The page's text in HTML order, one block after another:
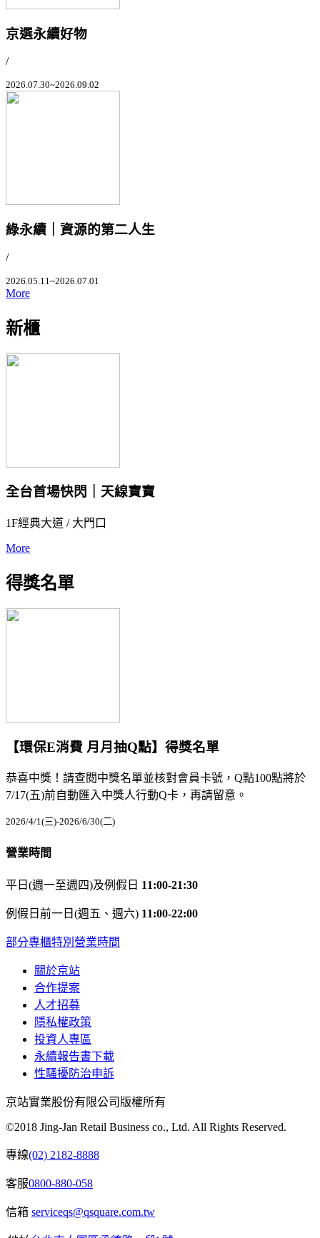
京選永續好物
/
2026.07.30~2026.09.02
綠永續｜資源的第二人生
/
2026.05.11~2026.07.01
More
新櫃
全台首場快閃｜天線寶寶
1F經典大道 / 大門口
More
得獎名單
【環保E消費 月月抽Q點】得獎名單
恭喜中獎！請查閱中獎名單並核對會員卡號，Q點100點將於
7/17(五)前自動匯入中獎人行動Q卡，再請留意。
2026/4/1(三)-2026/6/30(二)
營業時間
平日(週一至週四)及例假日 11:00-21:30
例假日前一日(週五、週六) 11:00-22:00
部分專櫃特別營業時間
關於京站
合作提案
人才招募
隱私權政策
投資人專區
永續報告書下載
性騷擾防治申訴
京站實業股份有限公司版權所有
©2018 Jing-Jan Retail Business co., Ltd. All Rights Reserved.
專線(02) 2182-8888
客服0800-880-058
信箱 serviceqs@qsquare.com.tw